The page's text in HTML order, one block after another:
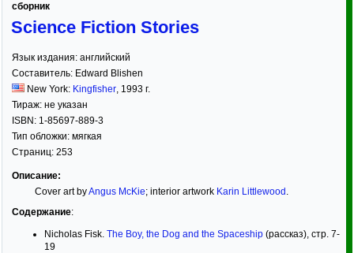
сборник
Science Fiction Stories
Язык издания: английский
Составитель: Edward Blishen
New York: Kingfisher, 1993 г.
Тираж: не указан
ISBN: 1-85697-889-3
Тип обложки: мягкая
Страниц: 253
Описание:
Cover art byAngus McKie; interior artwork Karin Littlewood .
Содержание:
Nicholas Fisk. The Boy, the Dog and the Spaceship (рассказ), стр. 7-
19